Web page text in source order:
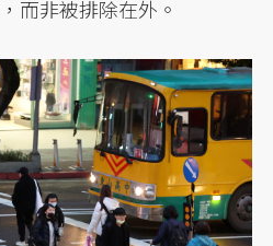
而非被排除在外。